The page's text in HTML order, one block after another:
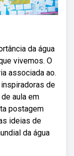
da água
vivemos. O
associada ao.
de
aula em
postagem
ideias de
da água